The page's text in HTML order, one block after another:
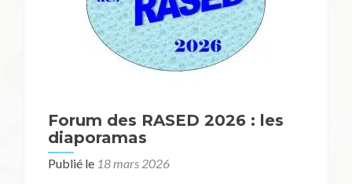
Forum des RASED 2026 : les
diaporamas
Publié le 18 mars 2026